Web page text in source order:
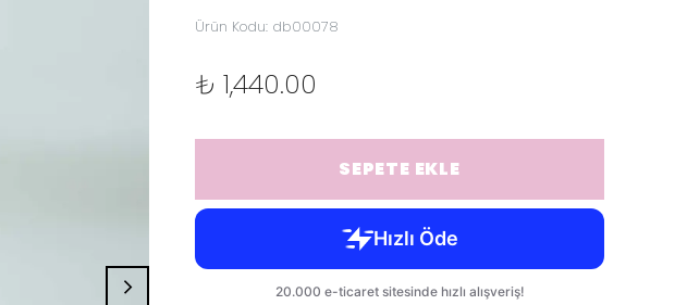
Ürün Kodu: db00078
₺ 1,440.00
SEPETE EKLE